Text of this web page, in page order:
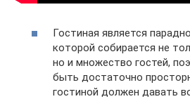
Гостиная является
которой собирается не
но и множество гостей,
быть достаточно
гостиной должен давать